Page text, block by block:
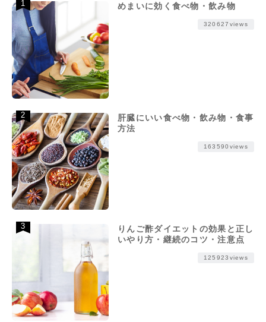
めまいに効く食べ物・飲み物
320627views
肝臓にいい食べ物・飲み物・食事
方法
163590views
りんご酢ダイエットの効果と正し
いやり方・継続のコツ・注意点
125923views